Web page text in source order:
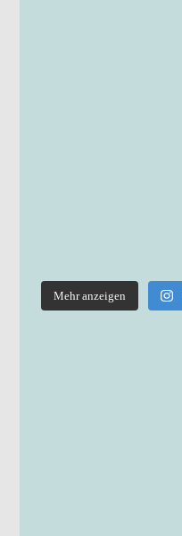
Mehr anzeigen